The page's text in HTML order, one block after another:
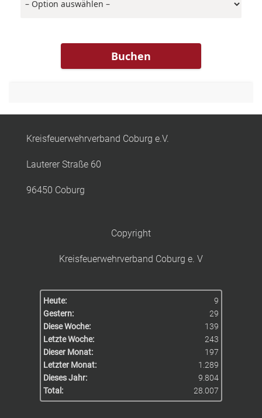
Kreisfeuerwehrverband Coburg e.V.
Lauterer Straße 60
96450 Coburg
Copyright
Kreisfeuerwehrverband Coburg e. V
Heute:
9
Gestern:
29
Diese Woche:
139
Letzte Woche:
243
Dieser Monat:
197
Letzter Monat:
1.289
Dieses Jahr:
9.804
Total:
28.007